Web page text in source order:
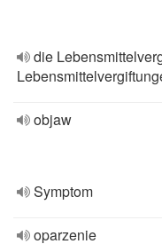
die
objaw
Symptom
oparzenie